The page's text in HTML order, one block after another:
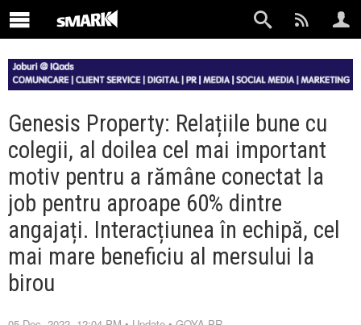
Genesis Property: Relațiile bune cu
colegii, al doilea cel mai important
motiv pentru a rămâne conectat la
job pentru aproape 60% dintre
angajați. Interacțiunea în echipă, cel
mai mare beneficiu al mersului la
birou